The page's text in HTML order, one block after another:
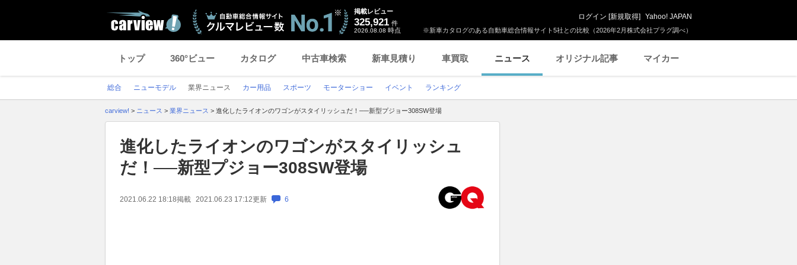
※新車カタログのある自動車総合情報サイト5社との比較（2026年2月株式会社プラグ調べ）
掲載レビュー
325,921 件
2026.08.08 時点
ログイン [新規取得] Yahoo! JAPAN
トップ 360°ビュー カタログ 中古車検索 新車見積り 車買取 ニュース オリジナル記事 マイカー
総合 ニューモデル 業界ニュース カー用品 スポーツ モーターショー イベント ランキング
carview! > ニュース > 業界ニュース > 進化したライオンのワゴンがスタイリッシュだ！──新型プジョー308SW登場
進化したライオンのワゴンがスタイリッシュ
だ！──新型プジョー308SW登場
2021.06.22 18:18掲載 2021.06.23 17:12更新 6